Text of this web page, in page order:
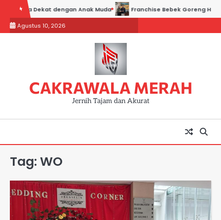
content
Bisa Dekat dengan Anak Muda Franchise Bebek Goreng H.
Agustus 10, 2026
CAKRAWALA MERAH
Jernih Tajam dan Akurat
Tag:WO